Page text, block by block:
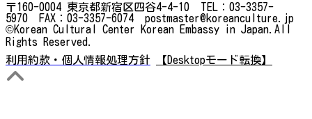
〒160-0004 東京都新宿区四谷4-4-10 TEL：03-3357-
5970 FAX：03-3357-6074 postmaster@koreanculture.jp
©Korean Cultural Center Korean Embassy in Japan.All
Rights Reserved.
利用約款・個人情報処理方針
【Desktopモード転換】